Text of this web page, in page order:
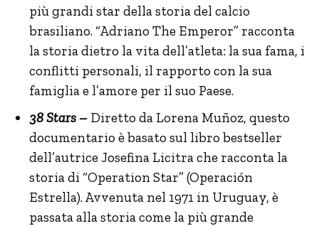
più grandi star della storia del calcio
brasiliano. “Adriano The Emperor” racconta
la storia dietro la vita dell’atleta: la sua fama, i
conflitti personali, il rapporto con la sua
famiglia e l’amore per il suo Paese.
38 Stars – Diretto da Lorena Muñoz, questo
documentario è basato sul libro bestseller
dell’autrice Josefina Licitra che racconta la
storia di “Operation Star” (Operación
Estrella). Avvenuta nel 1971 in Uruguay, è
passata alla storia come la più grande